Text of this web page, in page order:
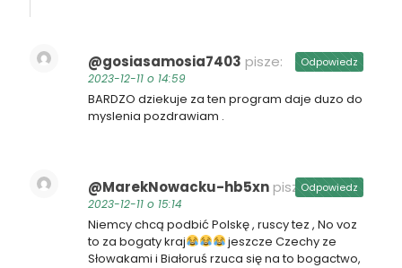
@gosiasamosia7403 pisze:
2023-12-11 o 14:59
BARDZO dziekuje za ten program daje duzo do
myslenia pozdrawiam .
Odpowiedz
@MarekNowacku-hb5xnpisze:
2023-12-11 o 15:14
Niemcy chcą podbić Polskę , ruscy tez , No voz
to za bogaty kraj
jeszcze Czechy ze
Słowakami i Białoruś rzuca się na to bogactwo,
Odpowiedz